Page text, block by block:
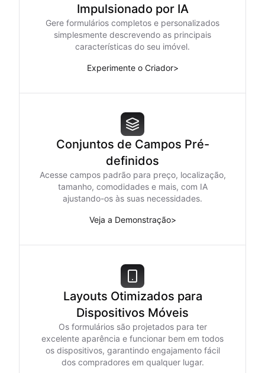
Impulsionado por IA
Gere formulários completos e personalizados
simplesmente descrevendo as principais
características do seu imóvel.
Experimente o Criador>
Conjuntos de Campos Pré-
definidos
Acesse campos padrão para preço, localização,
tamanho, comodidades e mais, com IA
ajustando-os às suas necessidades.
Veja a Demonstração>
Layouts Otimizados para
Dispositivos Móveis
Os formulários são projetados para ter
excelente aparência e funcionar bem em todos
os dispositivos, garantindo engajamento fácil
dos compradores em qualquer lugar.